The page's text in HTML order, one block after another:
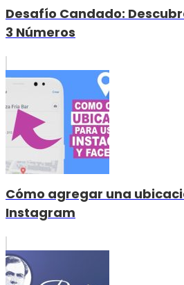
Desafío Candado:
3 Números
Cómo agregar una
Instagram